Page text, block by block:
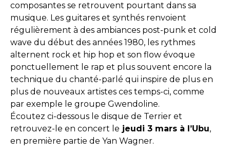
composantes se retrouvent pourtant dans sa
musique. Les guitares et synthés renvoient
régulièrement à des ambiances post-punk et cold
wave du début des années 1980, les rythmes
alternent rock et hip hop et son flow évoque
ponctuellement le rap et plus souvent encore la
technique du chanté-parlé qui inspire de plus en
plus de nouveaux artistes ces temps-ci, comme
par exemple le groupe Gwendoline.
Écoutez ci-dessous le disque de Terrier et
retrouvez-le en concert le jeudi 3 mars à l’Ubu,
en première partie de Yan Wagner.